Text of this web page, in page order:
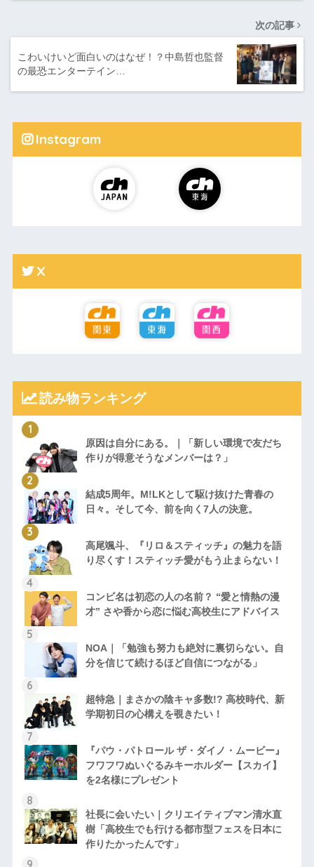
次の記事
こわいけいど面白いのはなぜ！？中島哲也監督
の最恐エンターテイン…
Instagram
X
読み物ランキング
原因は自分にある。｜「新しい環境で友だち
作りが得意そうなメンバーは？」
結成5周年。M!LKとして駆け抜けた青春の
日々。そして今、前を向く7人の決意。
高尾颯斗、『リロ＆スティッチ』の魅力を語
り尽くす！スティッチ愛がもう止まらない！
コンビ名は初恋の人の名前？ “愛と情熱の漫
才” さや香から恋に悩む高校生にアドバイス
NOA｜「勉強も努力も絶対に裏切らない。自
分を信じて続けるほど自信につながる」
超特急｜まさかの陰キャ多数!? 高校時代、新
学期初日の心構えを覗きたい！
『パウ・パトロール ザ・ダイノ・ムービー』
フワフワぬいぐるみキーホルダー【スカイ】
を2名様にプレゼント
社長に会いたい｜クリエイティブマン清水直
樹「高校生でも行ける都市型フェスを日本に
作りたかったんです」